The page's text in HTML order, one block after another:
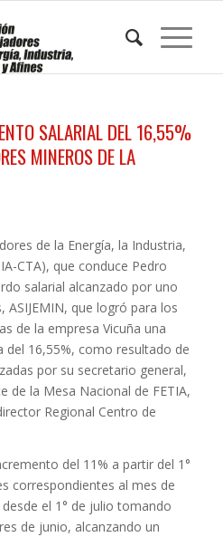
SALARIAL DEL 16,55%
MINEROS DE LA
de la Energía, la Industria,
CTA), que conduce Pedro
salarial alcanzado por uno
ASIJEMIN, que logró para los
de la empresa Vicuña una
del 16,55%, como resultado de
por su secretario general,
de la Mesa Nacional de FETIA,
Regional Centro de
del 11% a partir del 1°
correspondientes al mes de
el 1° de julio tomando
de junio, alcanzando un